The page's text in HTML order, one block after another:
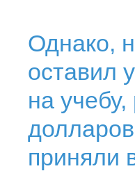
Однако,
оставил
на
приняли